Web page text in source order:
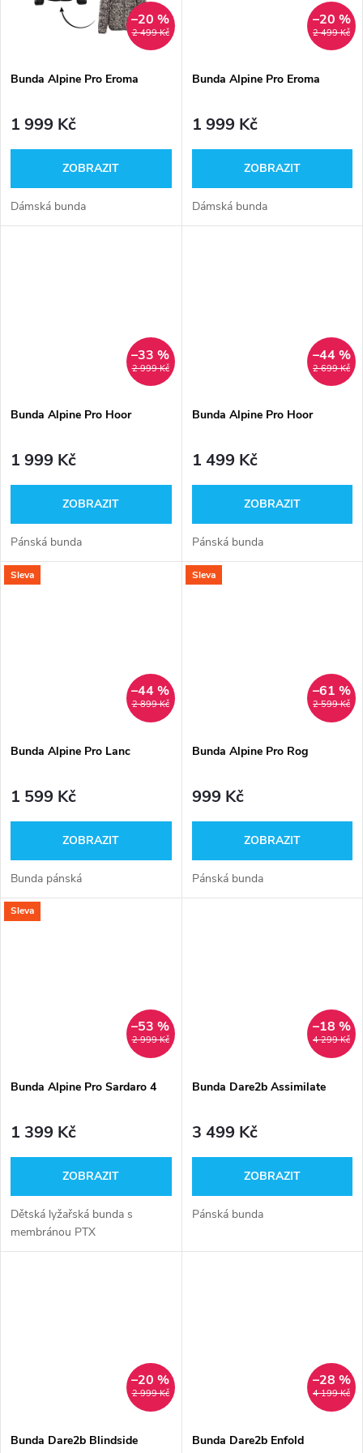
2 499 Kč
–20 %
Bunda Alpine Pro Eroma
1 999 Kč
ZOBRAZIT
Dámská bunda
2 499 Kč
–20 %
Bunda Alpine Pro Eroma
1 999 Kč
ZOBRAZIT
Dámská bunda
2 999 Kč
–33 %
Bunda Alpine Pro Hoor
1 999 Kč
ZOBRAZIT
Pánská bunda
2 699 Kč
–44 %
Bunda Alpine Pro Hoor
1 499 Kč
ZOBRAZIT
Pánská bunda
Sleva
2 899 Kč
–44 %
Bunda Alpine Pro Lanc
1 599 Kč
ZOBRAZIT
Bunda pánská
Sleva
2 599 Kč
–61 %
Bunda Alpine Pro Rog
999 Kč
ZOBRAZIT
Pánská bunda
Sleva
2 999 Kč
–53 %
Bunda Alpine Pro Sardaro 4
1 399 Kč
ZOBRAZIT
Dětská lyžařská bunda s
membránou PTX
4 299 Kč
–18 %
Bunda Dare2b Assimilate
3 499 Kč
ZOBRAZIT
Pánská bunda
2 999 Kč
–20 %
Bunda Dare2b Blindside
4 199 Kč
–28 %
Bunda Dare2b Enfold